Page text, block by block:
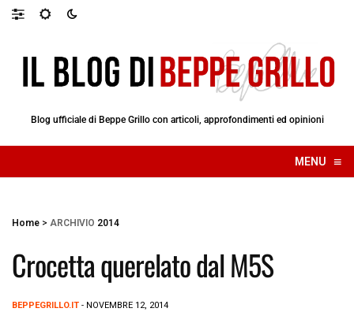
Blog ufficiale di Beppe Grillo con articoli, approfondimenti ed opinioni
MENU ≡
☰
Home > ARCHIVIO 2014
Crocetta querelato dal M5S
BEPPEGRILLO.IT - NOVEMBRE 12, 2014